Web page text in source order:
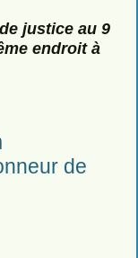
justice au 9
endroit à
de